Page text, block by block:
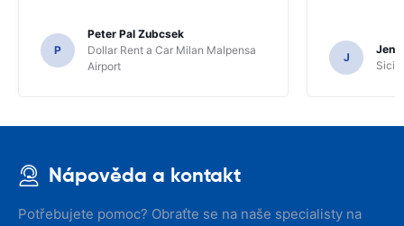
P
Peter Pal Zubcsek
Dollar Rent a Car Milan Malpensa
Airport
J
Nápověda a kontakt
Potřebujete pomoc? Obraťte se na naše specialisty na